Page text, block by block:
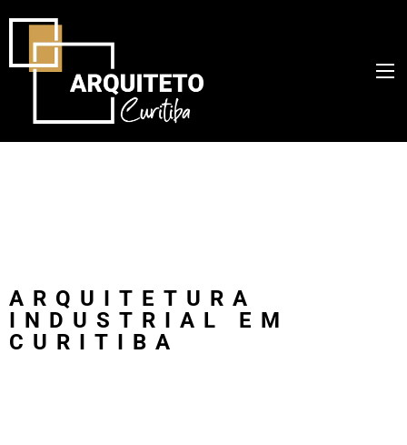
ARQUITETURA
INDUSTRIAL EM
CURITIBA